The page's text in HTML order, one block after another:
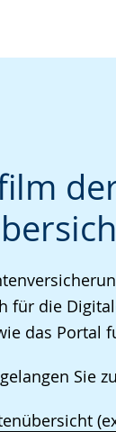
für die
das Portal
Sie